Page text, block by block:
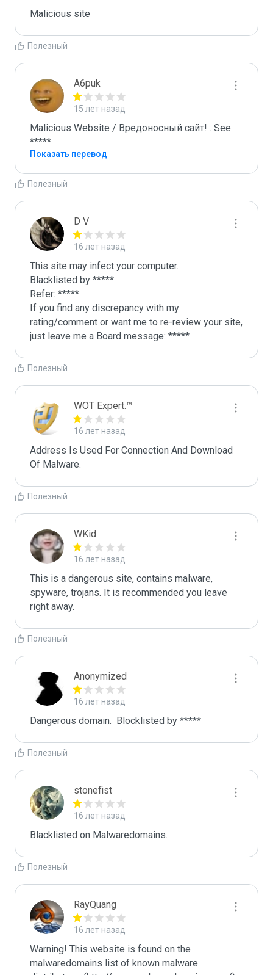
Malicious site
Полезный
A6puk
15 лет назад
Malicious Website / Вредоносный сайт! . See
*****
Показать перевод
Полезный
D V
16 лет назад
This site may infect your computer.
Blacklisted by *****
Refer: *****
If you find any discrepancy with my
rating/comment or want me to re-review your site,
just leave me a Board message: *****
Полезный
WOT Expert.™
16 лет назад
Address Is Used For Connection And Download
Of Malware.
Полезный
WKid
16 лет назад
This is a dangerous site, contains malware,
spyware, trojans. It is recommended you leave
right away.
Полезный
Anonymized
16 лет назад
Dangerous domain.  Blocklisted by *****
Полезный
stonefist
16 лет назад
Blacklisted on Malwaredomains.
Полезный
RayQuang
16 лет назад
Warning! This website is found on the
malwaredomains list of known malware